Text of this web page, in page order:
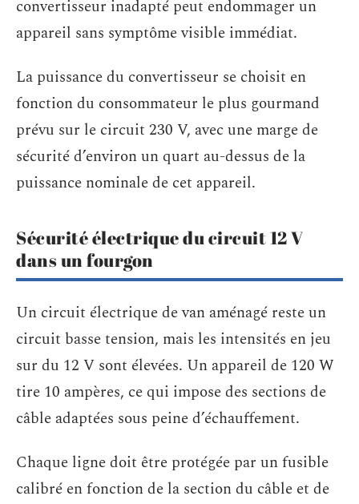
convertisseur inadapté peut endommager un
appareil sans symptôme visible immédiat.
La puissance du convertisseur se choisit en
fonction du consommateur le plus gourmand
prévu sur le circuit 230 V, avec une marge de
sécurité d’environ un quart au-dessus de la
puissance nominale de cet appareil.
Sécurité électrique du circuit 12 V
dans un fourgon
Un circuit électrique de van aménagé reste un
circuit basse tension, mais les intensités en jeu
sur du 12 V sont élevées. Un appareil de 120 W
tire 10 ampères, ce qui impose des sections de
câble adaptées sous peine d’échauffement.
Chaque ligne doit être protégée par un fusible
calibré en fonction de la section du câble et de